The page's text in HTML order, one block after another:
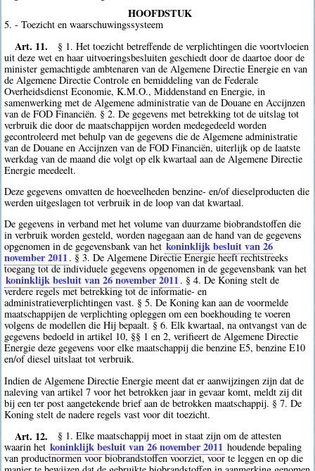
HOOFDSTUK
5. - Toezicht en waarschuwingssysteem
Art. 11.
§ 1. Het toezicht betreffende de verplichtingen die voortvloeien
uit deze wet en haar uitvoeringsbesluiten geschiedt door de daartoe door de
minister gemachtigde ambtenaren van de Algemene Directie Energie en van
de Algemene Directie Controle en bemiddeling van de Federale
Overheidsdienst Economie, K.M.O., Middenstand en Energie, in
samenwerking met de Algemene administratie van de Douane en Accijnzen
van de FOD Financiën. § 2. De gegevens met betrekking tot de uitslag tot
verbruik die door de maatschappijen worden medegedeeld worden
gecontroleerd met behulp van de gegevens die de Algemene administratie
van de Douane en Accijnzen van de FOD Financiën, uiterlijk op de laatste
werkdag van de maand die volgt op elk kwartaal aan de Algemene Directie
Energie meedeelt.
Deze gegevens omvatten de hoeveelheden benzine- en/of dieselproducten die
werden uitgeslagen tot verbruik in de loop van dat kwartaal.
De gegevens in verband met het volume van duurzame biobrandstoffen die
in verbruik worden gesteld, worden nagegaan aan de hand van de gegevens
opgenomen in de gegevensbank van het koninklijk besluit van 26
november 2011. § 3. De Algemene Directie Energie heeft rechtstreeks
toegang tot de individuele gegevens opgenomen in de gegevensbank van het
koninklijk besluit van 26 november 2011. § 4. De Koning stelt de
verdere regels met betrekking tot de informatie- en
administratieverplichtingen vast. § 5. De Koning kan aan de voormelde
maatschappijen de verplichting opleggen om een boekhouding te voeren
volgens de modellen die Hij bepaalt. § 6. Elk kwartaal, na ontvangst van de
gegevens bedoeld in artikel 10, §§ 1 en 2, verifieert de Algemene Directie
Energie deze gegevens voor elke maatschappij die benzine E5, benzine E10
en/of diesel uitslaat tot verbruik.
Indien de Algemene Directie Energie meent dat er aanwijzingen zijn dat de
naleving van artikel 7 voor het betrokken jaar in gevaar komt, meldt zij dit
bij een ter post aangetekende brief aan de betrokken maatschappij. § 7. De
Koning stelt de nadere regels vast voor dit toezicht.
Art. 12.
§ 1. Elke maatschappij moet in staat zijn om de attesten
waarin het koninklijk besluit van 26 november 2011 houdende bepaling
van productnormen voor biobrandstoffen voorziet, voor te leggen en op die